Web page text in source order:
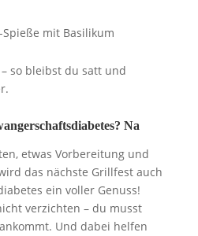
mit Basilikum
so bleibst du satt und
Na
etwas Vorbereitung und
das nächste Grillfest auch
ein voller Genuss!
verzichten – du musst
Und dabei helfen